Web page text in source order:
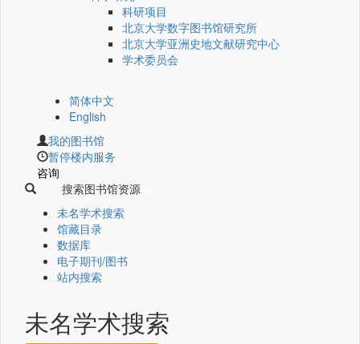
科研项目
北京大学数字图书馆研究所
北京大学亚洲史地文献研究中心
学术委员会
简体中文
English
我的图书馆
暂停楼内服务
咨询
搜索图书馆资源
未名学术搜索
馆藏目录
数据库
电子期刊/图书
站内搜索
未名学术搜索